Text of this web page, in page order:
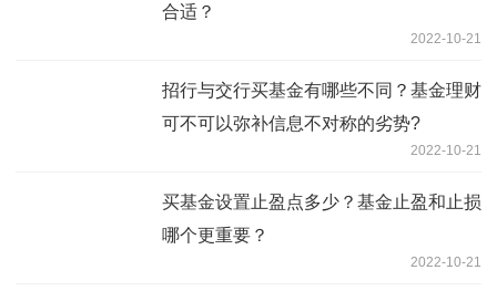
合适？
2022-10-21
招行与交行买基金有哪些不同？基金理财
可不可以弥补信息不对称的劣势?
2022-10-21
买基金设置止盈点多少？基金止盈和止损
哪个更重要？
2022-10-21